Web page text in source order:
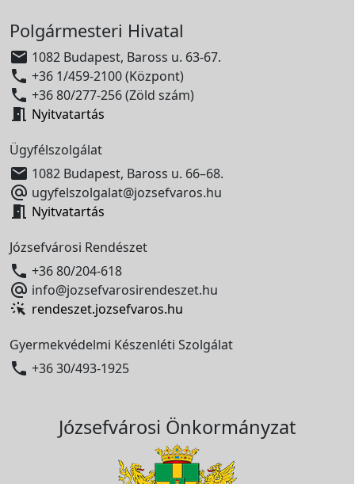
Polgármesteri Hivatal
 1082 Budapest, Baross u. 63-67.
 +36 1/459-2100 (Központ)
 +36 80/277-256 (Zöld szám)
 Nyitvatartás
Ügyfélszolgálat
 1082 Budapest, Baross u. 66–68.
 ugyfelszolgalat@jozsefvaros.hu
 Nyitvatartás
Józsefvárosi Rendészet
 +36 80/204-618
 info@jozsefvarosirendeszet.hu
rendeszet.jozsefvaros.hu
Gyermekvédelmi Készenléti Szolgálat
 +36 30/493-1925
Józsefvárosi Önkormányzat